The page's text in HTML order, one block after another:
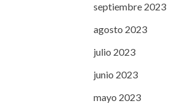
septiembre 2023
agosto 2023
julio 2023
junio 2023
mayo 2023